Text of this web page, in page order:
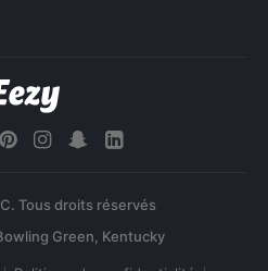
Tous droits réservés